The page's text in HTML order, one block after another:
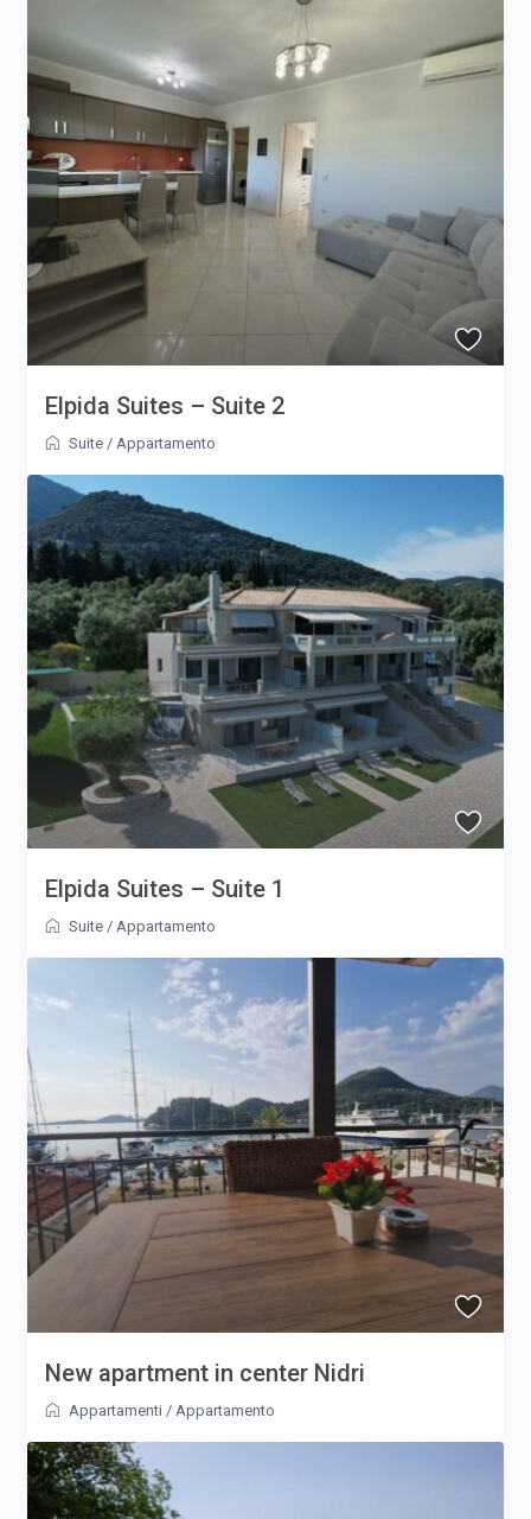
Elpida Suites – Suite 2
Suite / Appartamento
Elpida Suites – Suite 1
Suite /Appartamento
New apartment in center Nidri
Appartamenti / Appartamento